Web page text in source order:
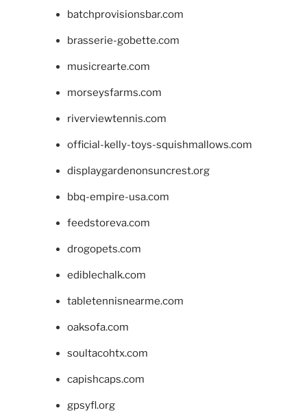
batchprovisionsbar.com
brasserie-gobette.com
musicrearte.com
morseysfarms.com
riverviewtennis.com
official-kelly-toys-squishmallows.com
displaygardenonsuncrest.org
bbq-empire-usa.com
feedstoreva.com
drogopets.com
ediblechalk.com
tabletennisnearme.com
oaksofa.com
soultacohtx.com
capishcaps.com
gpsyfl.org